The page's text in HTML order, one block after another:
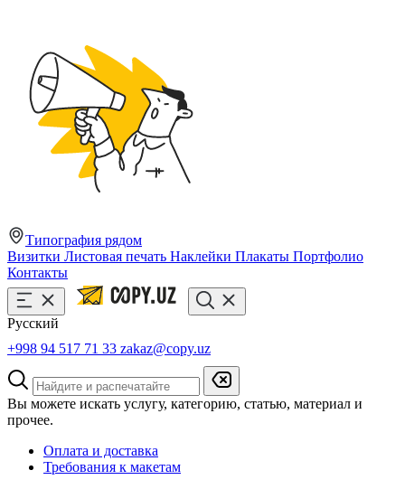
Типография рядом
Визитки Листовая печать Наклейки Плакаты Портфолио
Контакты
Русский
+998 94 517 71 33 zakaz@copy.uz
Вы можете искать услугу, категорию, статью, материал и
прочее.
Оплата и доставка
Требования к макетам